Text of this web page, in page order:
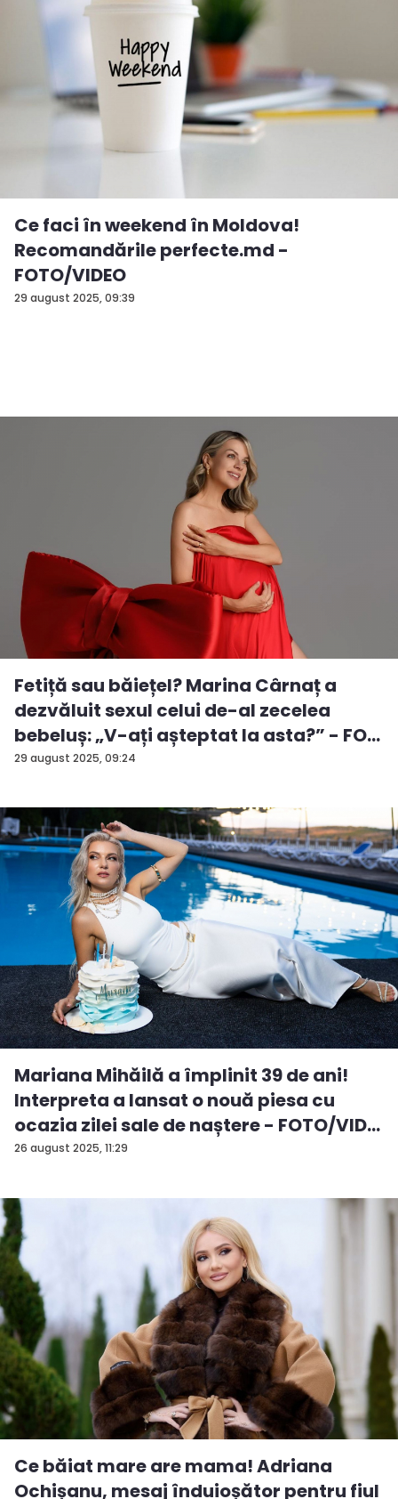
29 august 2025, 09:39
Ce faci în weekend în Moldova!
Recomandările perfecte.md -
FOTO/VIDEO
29 august 2025, 09:24
Fetiță sau băiețel? Marina Cârnaț a
dezvăluit sexul celui de-al zecelea
bebeluș: „V-ați așteptat la asta?” - FO...
26 august 2025, 11:29
Mariana Mihăilă a împlinit 39 de ani!
Interpreta a lansat o nouă piesa cu
ocazia zilei sale de naștere - FOTO/VID...
Ce băiat mare are mama! Adriana
Ochișanu, mesaj înduioșător pentru fiul